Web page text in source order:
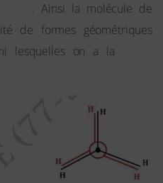
. Ainsi la molécule de
de formes géométriques
lesquelles on a la